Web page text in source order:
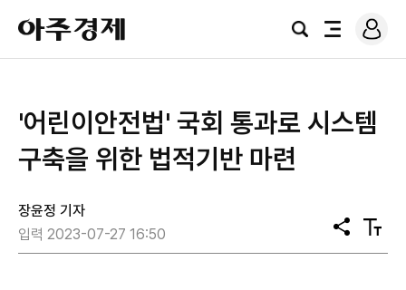
아
주
경
검
전
로
그
'어린이안전법' 국회 통과로 시스템
구축을 위한 법적기반 마련
장윤정 기자
입력 2023-07-27 16:50
공
유
텍
스